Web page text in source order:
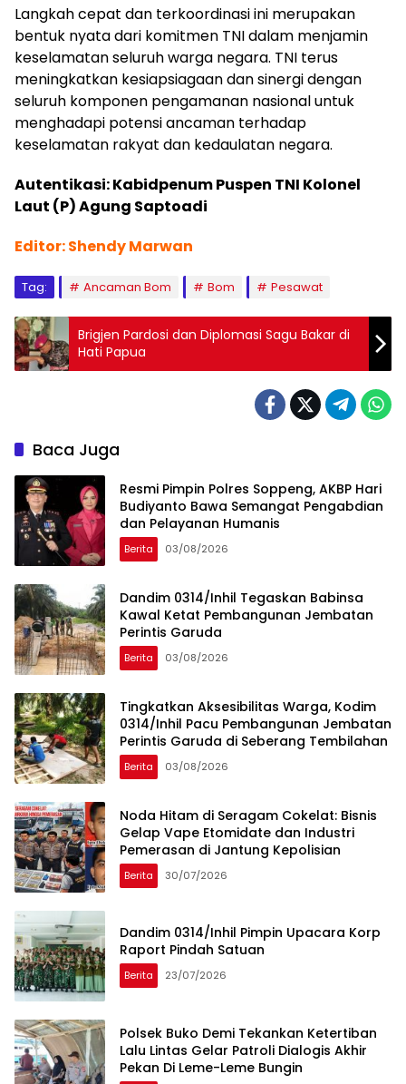
Langkah cepat dan terkoordinasi ini merupakan
bentuk nyata dari komitmen TNI dalam menjamin
keselamatan seluruh warga negara. TNI terus
meningkatkan kesiapsiagaan dan sinergi dengan
seluruh komponen pengamanan nasional untuk
menghadapi potensi ancaman terhadap
keselamatan rakyat dan kedaulatan negara.
Autentikasi: Kabidpenum Puspen TNI Kolonel
Laut (P) Agung Saptoadi
Editor: Shendy Marwan
Tag: Ancaman Bom Bom Pesawat
Brigjen Pardosi dan Diplomasi Sagu Bakar di
Hati Papua
Baca Juga
Resmi Pimpin Polres Soppeng, AKBP Hari
Budiyanto Bawa Semangat Pengabdian
dan Pelayanan Humanis
Berita 03/08/2026
Dandim 0314/Inhil Tegaskan Babinsa
Kawal Ketat Pembangunan Jembatan
Perintis Garuda
Berita 03/08/2026
Tingkatkan Aksesibilitas Warga, Kodim
0314/Inhil Pacu Pembangunan Jembatan
Perintis Garuda di Seberang Tembilahan
Berita 03/08/2026
Noda Hitam di Seragam Cokelat: Bisnis
Gelap Vape Etomidate dan Industri
Pemerasan di Jantung Kepolisian
Berita 30/07/2026
Dandim 0314/Inhil Pimpin Upacara Korp
Raport Pindah Satuan
Berita 23/07/2026
Polsek Buko Demi Tekankan Ketertiban
Lalu Lintas Gelar Patroli Dialogis Akhir
Pekan Di Leme-Leme Bungin